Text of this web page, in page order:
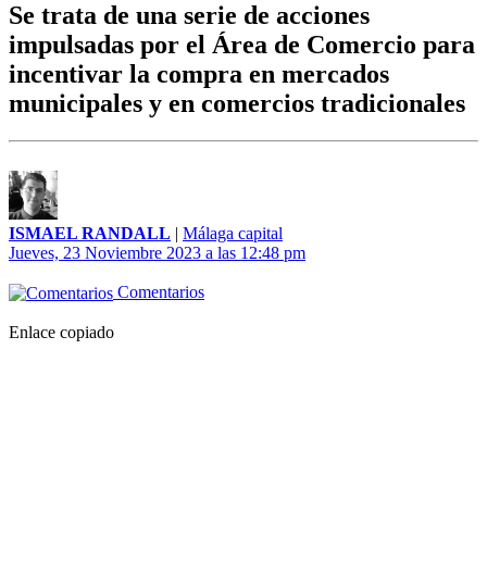
Se trata de una serie de acciones
impulsadas por el Área de Comercio para
incentivar la compra en mercados
municipales y en comercios tradicionales
ISMAEL RANDALL | Málaga capital
Jueves, 23 Noviembre 2023 a las 12:48 pm
Comentarios
Enlace copiado